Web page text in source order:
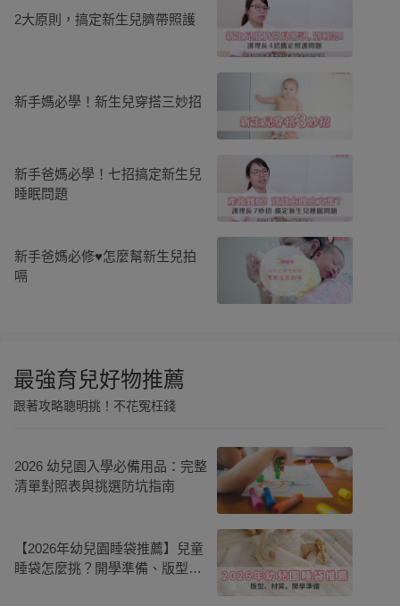
2大原則，搞定新生兒臍帶照護
新手媽必學！新生兒穿搭三妙招
新手爸媽必學！七招搞定新生兒
睡眠問題
新手爸媽必修♥怎麼幫新生兒拍
嗝
最強育兒好物推薦
跟著攻略聰明挑！不花冤枉錢
2026 幼兒園入學必備用品：完整
清單對照表與挑選防坑指南
【2026年幼兒園睡袋推薦】兒童
睡袋怎麼挑？開學準備、版型、